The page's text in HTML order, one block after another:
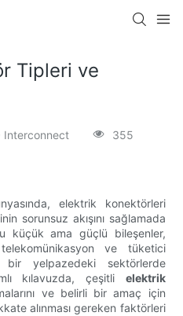
Tipleri ve
Interconnect 355
elektrik konektörleri
sorunsuz akışını sağlamada
küçük ama güçlü bileşenler,
ve tüketici
yelpazedeki sektörlerde
kılavuzda, çeşitli elektrik
ve belirli bir amaç için
alınması gereken faktörleri